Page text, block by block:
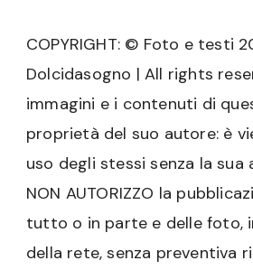
COPYRIGHT: © Foto e testi
Dolcidasogno | All rights
immagini e i contenuti di
proprietà del suo autore: è
uso degli stessi senza la sua
NON AUTORIZZO la
tutto o in parte e delle foto,
della rete, senza preventiva